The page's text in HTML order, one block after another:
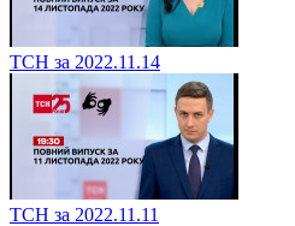
ТСН за 2022.11.14
ТСН за 2022.11.11